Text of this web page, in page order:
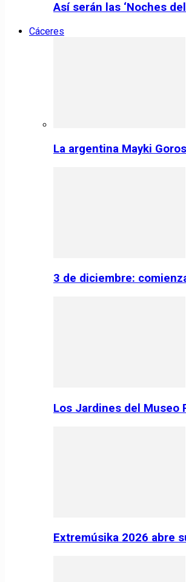
Así serán las ‘Noches
Cáceres
La argentina Mayki
3 de diciembre:
Los Jardines del Museo
Extremúsika 2026 abre